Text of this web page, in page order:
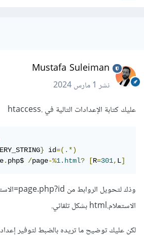
Mustafa Suleiman
نشر1 مارس 2024
عليك كتابة الإعدادات التالية في .htaccess
} id=(.*)
.php$ /page-%1.html? [R=301,L]
الاستعلام.html بشكل تلقائي.
لكن عليك توضيح ما تريده بالضبط لتوفير